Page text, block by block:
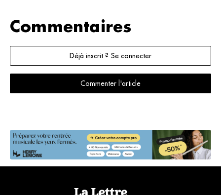
Commentaires
Déjà inscrit ? Se connecter
Commenter l'article